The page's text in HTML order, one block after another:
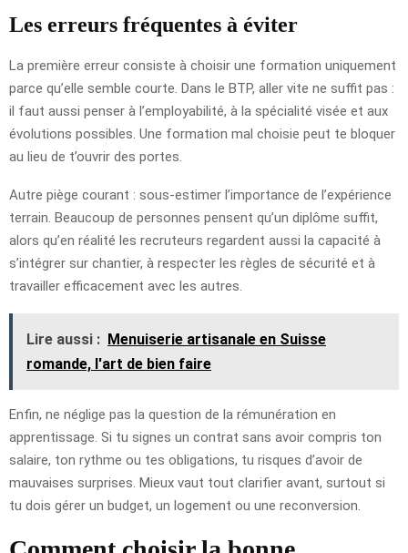
Les erreurs fréquentes à éviter
La première erreur consiste à choisir une formation uniquement
parce qu’elle semble courte. Dans le BTP, aller vite ne suffit pas :
il faut aussi penser à l’employabilité, à la spécialité visée et aux
évolutions possibles. Une formation mal choisie peut te bloquer
au lieu de t’ouvrir des portes.
Autre piège courant : sous-estimer l’importance de l’expérience
terrain. Beaucoup de personnes pensent qu’un diplôme suffit,
alors qu’en réalité les recruteurs regardent aussi la capacité à
s’intégrer sur chantier, à respecter les règles de sécurité et à
travailler efficacement avec les autres.
Lire aussi : Menuiserie artisanale en Suisse
romande, l'art de bien faire
Enfin, ne néglige pas la question de la rémunération en
apprentissage. Si tu signes un contrat sans avoir compris ton
salaire, ton rythme ou tes obligations, tu risques d’avoir de
mauvaises surprises. Mieux vaut tout clarifier avant, surtout si
tu dois gérer un budget, un logement ou une reconversion.